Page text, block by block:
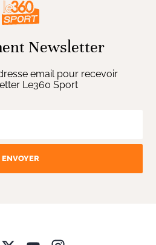
Newsletter
email pour recevoir
Le360 Sport
ENVOYER